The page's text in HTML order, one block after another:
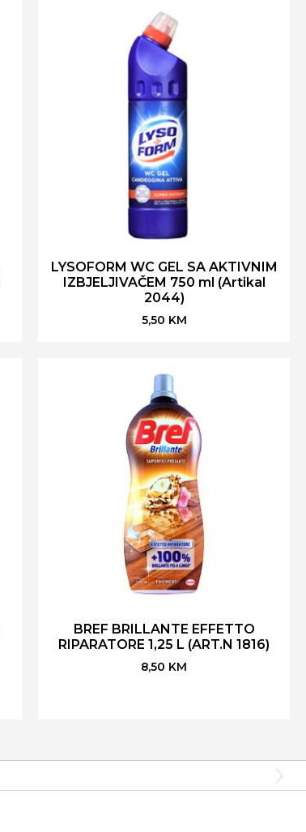
LYSOFORM WC GEL SA AKTIVNIM
IZBJELJIVAČEM 750 ml (Artikal
2044)
5,50 KM
BREF BRILLANTE EFFETTO
RIPARATORE 1,25 L (ART.N 1816)
8,50 KM